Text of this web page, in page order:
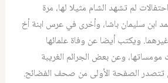
لم تشهد الشام مثيلا لها، مرة
ابن سليمان باشا، وأخرى في عرس ابنة أخ
ويكتب أيضا عن وفاة علمائها
وعن بعض الجرائم الغريبة
تتصدر الصفحة الأولى من صحف الفضائح.